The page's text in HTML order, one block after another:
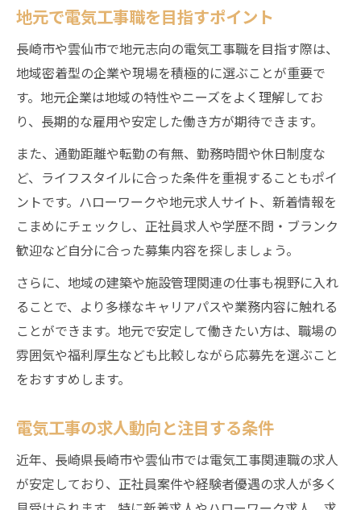
地元で電気工事職を目指すポイント
長崎市や雲仙市で地元志向の電気工事職を目指す際は、
地域密着型の企業や現場を積極的に選ぶことが重要で
す。地元企業は地域の特性やニーズをよく理解してお
り、長期的な雇用や安定した働き方が期待できます。
また、通勤距離や転勤の有無、勤務時間や休日制度な
ど、ライフスタイルに合った条件を重視することもポイ
ントです。ハローワークや地元求人サイト、新着情報を
こまめにチェックし、正社員求人や学歴不問・ブランク
歓迎など自分に合った募集内容を探しましょう。
さらに、地域の建築や施設管理関連の仕事も視野に入れ
ることで、より多様なキャリアパスや業務内容に触れる
ことができます。地元で安定して働きたい方は、職場の
雰囲気や福利厚生なども比較しながら応募先を選ぶこと
をおすすめします。
電気工事の求人動向と注目する条件
近年、長崎県長崎市や雲仙市では電気工事関連職の求人
が安定しており、正社員案件や経験者優遇の求人が多く